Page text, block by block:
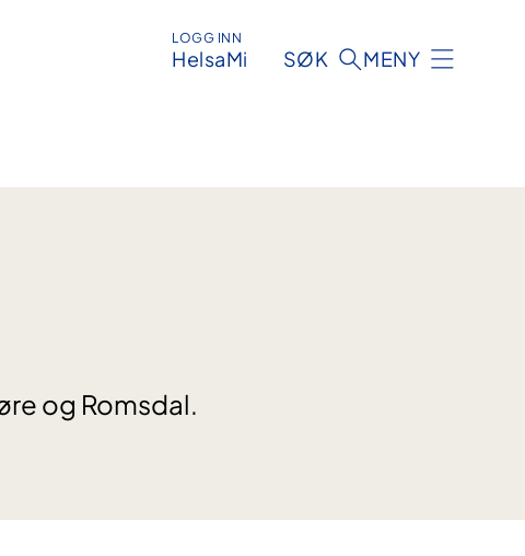
LOGG INN
HelsaMi SØK MENY
og Romsdal.